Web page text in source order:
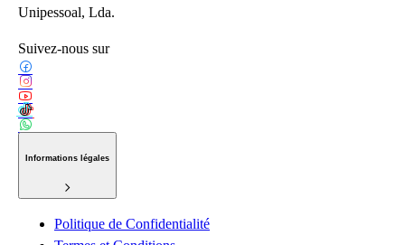
Unipessoal, Lda.
Suivez-nous sur
Informations légales
Politique de Confidentialité